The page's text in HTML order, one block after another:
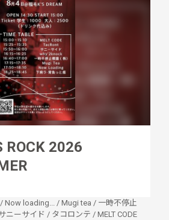
ROCK 2026
/ Now loading... / Mugi tea / 一時不停止
ニーサイド / タコロンテ / MELT CODE